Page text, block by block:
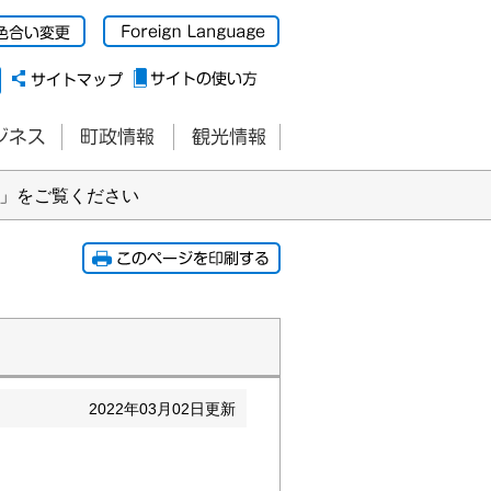
をご覧ください
2022年03 月02日更新